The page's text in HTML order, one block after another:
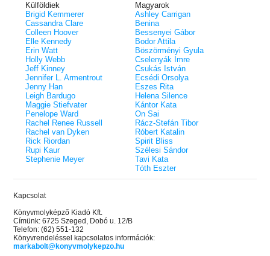
Külföldiek
Brigid Kemmerer
Cassandra Clare
Colleen Hoover
Elle Kennedy
Erin Watt
Holly Webb
Jeff Kinney
Jennifer L. Armentrout
Jenny Han
Leigh Bardugo
Maggie Stiefvater
Penelope Ward
Rachel Renee Russell
Rachel van Dyken
Rick Riordan
Rupi Kaur
Stephenie Meyer
Magyarok
Ashley Carrigan
Benina
Bessenyei Gábor
Bodor Attila
Böszörményi Gyula
Cselenyák Imre
Csukás István
Ecsédi Orsolya
Eszes Rita
Helena Silence
Kántor Kata
On Sai
Rácz-Stefán Tibor
Róbert Katalin
Spirit Bliss
Szélesi Sándor
Tavi Kata
Tóth Eszter
Kapcsolat
Könyvmolyképző Kiadó Kft.
Címünk: 6725 Szeged, Dobó u. 12/B
Telefon: (62) 551-132
Könyvrendeléssel kapcsolatos információk:
markabolt@konyvmolykepzo.hu